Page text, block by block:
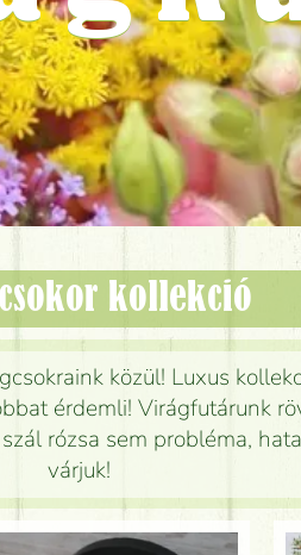
csokor kollekció
közül! Luxus
érdemli! Virágfutárunk
rózsa sem probléma,
várjuk!